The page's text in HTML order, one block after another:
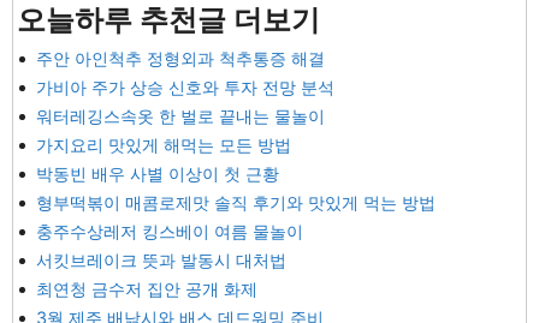
오늘하루 추천글 더보기
주안 아인척추 정형외과 척추통증 해결
가비아 주가 상승 신호와 투자 전망 분석
워터레깅스속옷 한 벌로 끝내는 물놀이
가지요리 맛있게 해먹는 모든 방법
박동빈 배우 사별 이상이 첫 근황
형부떡볶이 매콤로제맛 솔직 후기와 맛있게 먹는 방법
충주수상레저 킹스베이 여름 물놀이
서킷브레이크 뜻과 발동시 대처법
최연청 금수저 집안 공개 화제
3월 제주 배낚시와 배스 데드워밍 준비